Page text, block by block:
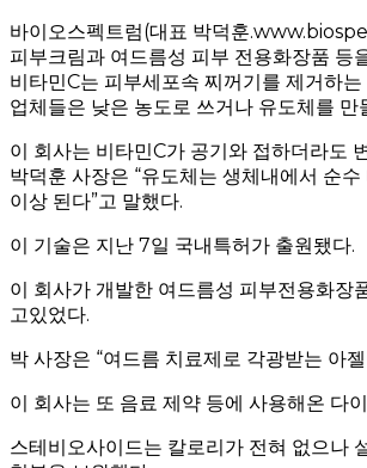
바이오스펙트럼(대표 박덕훈
피부크림과 여드름성 피부 전용화장품 등
비타민C는 피부세포속 찌꺼기를 제거하
업체들은 낮은 농도로 쓰거나 유도체를 만
이 회사는 비타민C가 공기와 접하더라도
박덕훈 사장은 “유도체는 생체내에서 순
이상 된다”고 말했다.
이 기술은 지난 7일 국내특허가 출원됐다.
이 회사가 개발한 여드름성 피부전용화장
고있었다.
박 사장은 “여드름 치료제로 각광받는 아
이 회사는 또 음료 제약 등에 사용해온 다
스테비오사이드는 칼로리가 전혀 없으나